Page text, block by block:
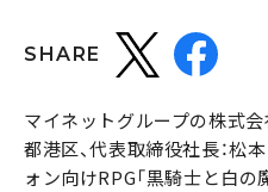
SHARE
マイネットグループの株式
都港区、代表取締役社長：松
ォン向けRPG「黒騎士と白